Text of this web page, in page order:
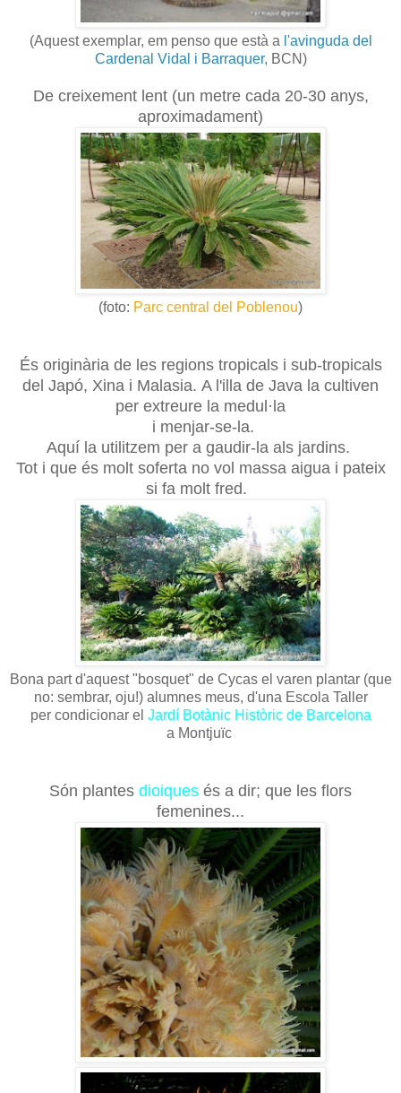
(Aquest exemplar, em penso que està a l'avinguda del
Cardenal Vidal i Barraquer, BCN)
De creixement lent (un metre cada 20-30 anys,
aproximadament)
(foto: Parc central del Poblenou)
És originària de les regions tropicals i sub-tropicals
del Japó, Xina i Malasia. A l'illa de Java la cultiven
per extreure la medul·la
i menjar-se-la.
Aquí la utilitzem per a gaudir-la als jardins.
Tot i que és molt soferta no vol massa aigua i pateix
si fa molt fred.
Bona part d'aquest "bosquet" de Cycas el varen plantar (que
no: sembrar, oju!) alumnes meus, d'una Escola Taller
per condicionar el Jardí Botànic Històric de Barcelona
a Montjuïc
Són plantes dioiques és a dir; que les flors
femenines...